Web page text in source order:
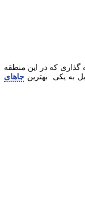
گذاری که در این منطقه
به یکی بهترین جاهای